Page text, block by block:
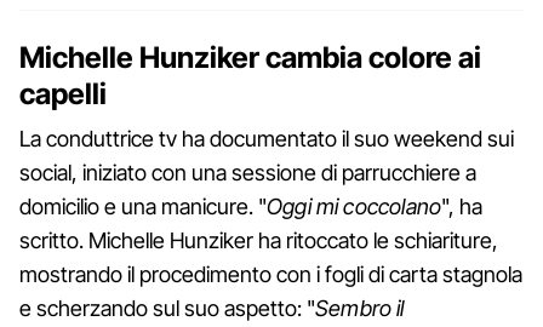
Michelle Hunziker cambia colore ai
capelli
La conduttrice tv ha documentato il suo weekend sui
social, iniziato con una sessione di parrucchiere a
domicilio e una manicure. "Oggi mi coccolano", ha
scritto. Michelle Hunziker ha ritoccato le schiariture,
mostrando il procedimento con i fogli di carta stagnola
e scherzando sul suo aspetto: "Sembro il